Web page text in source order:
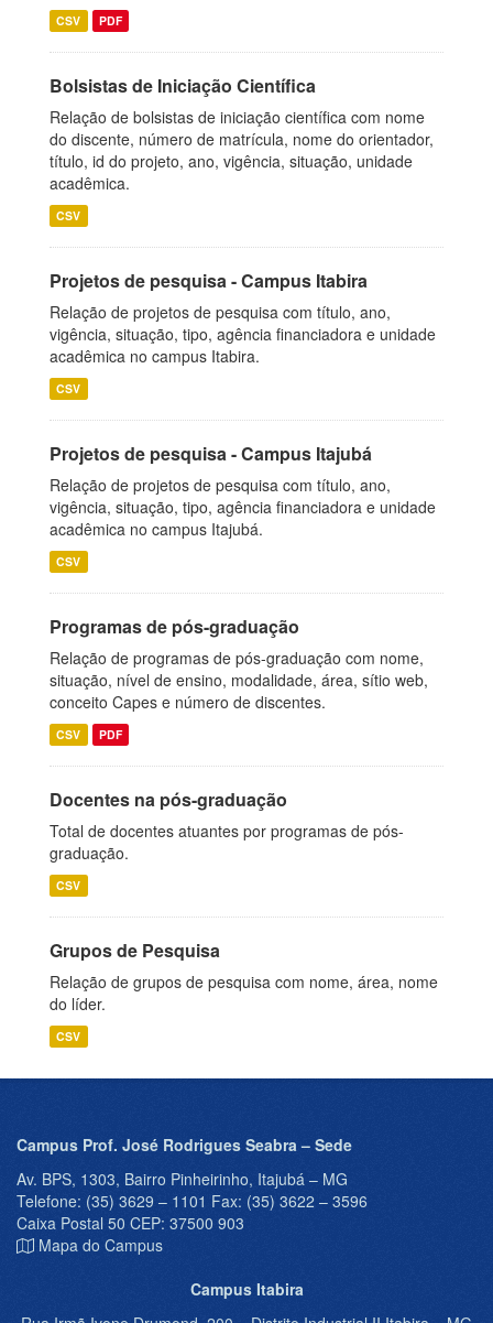
CSV PDF
Bolsistas de Iniciação Científica
Relação de bolsistas de iniciação científica com nome
do discente, número de matrícula, nome do orientador,
título, id do projeto, ano, vigência, situação, unidade
acadêmica.
CSV
Projetos de pesquisa - Campus Itabira
Relação de projetos de pesquisa com título, ano,
vigência, situação, tipo, agência financiadora e unidade
acadêmica no campus Itabira.
CSV
Projetos de pesquisa - Campus Itajubá
Relação de projetos de pesquisa com título, ano,
vigência, situação, tipo, agência financiadora e unidade
acadêmica no campus Itajubá.
CSV
Programas de pós-graduação
Relação de programas de pós-graduação com nome,
situação, nível de ensino, modalidade, área, sítio web,
conceito Capes e número de discentes.
CSV PDF
Docentes na pós-graduação
Total de docentes atuantes por programas de pós-
graduação.
CSV
Grupos de Pesquisa
Relação de grupos de pesquisa com nome, área, nome
do líder.
CSV
Campus Prof. José Rodrigues Seabra – Sede
Av. BPS, 1303, Bairro Pinheirinho, Itajubá – MG
Telefone: (35) 3629 – 1101 Fax: (35) 3622 – 3596
Caixa Postal 50 CEP: 37500 903
Mapa do Campus
Campus Itabira